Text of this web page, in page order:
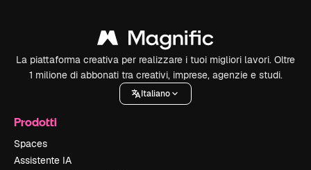
La piattaforma creativa per realizzare i tuoi migliori lavori. Oltre
1 milione di abbonati tra creativi, imprese, agenzie e studi.
Italiano
Prodotti
Spaces
Assistente IA